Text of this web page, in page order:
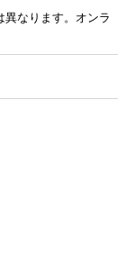
なります。オンラ